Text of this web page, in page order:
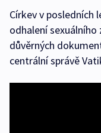
Církev v posledních
odhalení
důvěrných
centrální správě